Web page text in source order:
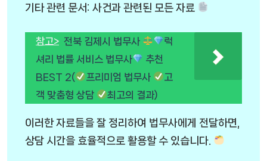
기타 관련 문서: 사건과 관련된 모든 자료
참고> 전북 김제시 법무사
럭
셔리 법률 서비스 법무사
추천
BEST 2(
프리미엄 법무사
고
객 맞춤형 상담
최고의 결과)
이러한 자료들을 잘 정리하여 법무사에게 전달하면,
상담 시간을 효율적으로 활용할 수 있습니다.